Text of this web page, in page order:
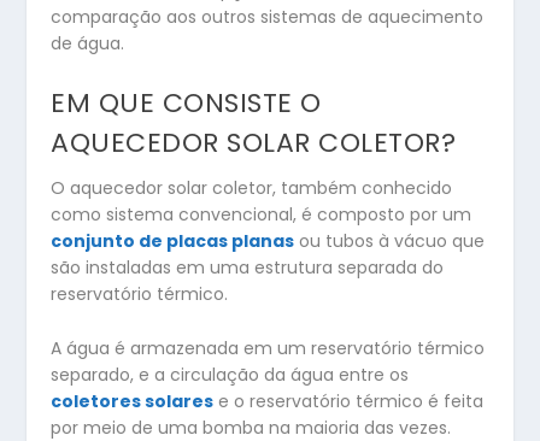
comparação aos outros sistemas de aquecimento
de água.
EM QUE CONSISTE O
AQUECEDOR SOLAR COLETOR?
O aquecedor solar coletor, também conhecido
como sistema convencional, é composto por um
conjunto de placas planas ou tubos à vácuo que
são instaladas em uma estrutura separada do
reservatório térmico.
A água é armazenada em um reservatório térmico
separado, e a circulação da água entre os
coletores solares e o reservatório térmico é feita
por meio de uma bomba na maioria das vezes.